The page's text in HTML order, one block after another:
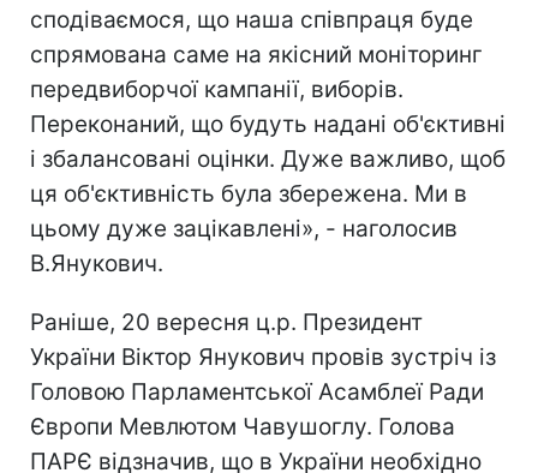
сподіваємося, що наша співпраця буде
спрямована саме на якісний моніторинг
передвиборчої кампанії, виборів.
Переконаний, що будуть надані об'єктивні
і збалансовані оцінки. Дуже важливо, щоб
ця об'єктивність була збережена. Ми в
цьому дуже зацікавлені», - наголосив
В.Янукович.
Раніше, 20 вересня ц.р. Президент
України Віктор Янукович провів зустріч із
Головою Парламентської Асамблеї Ради
Європи Мевлютом Чавушоглу. Голова
ПАРЄ відзначив, що в України необхідно